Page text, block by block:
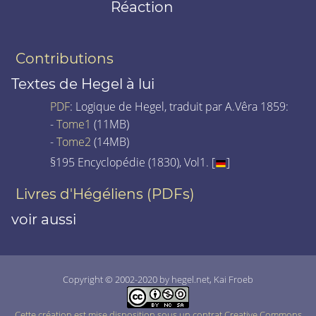
Réaction
Contributions
Textes de Hegel à lui
PDF: Logique de Hegel, traduit par A.Vêra 1859:
-Tome1 (11MB)
-Tome2 (14MB)
§195 Encyclopédie (1830), Vol1. [
]
Livres d'Hégéliens (PDFs)
voir aussi
Copyright © 2002-2020 by hegel.net, Kai Froeb